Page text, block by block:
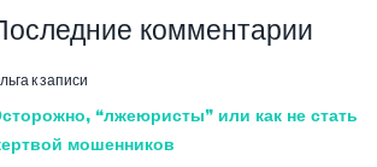
комментарии
к записи
“лжеюристы” или как не стать
мошенников